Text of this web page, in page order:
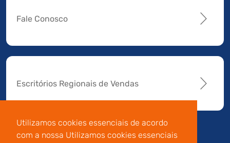
Utilizamos cookies essenciais de acordo
com a nossa Utilizamos cookies essenciais
Fale Conosco
Escritórios Regionais de Vendas